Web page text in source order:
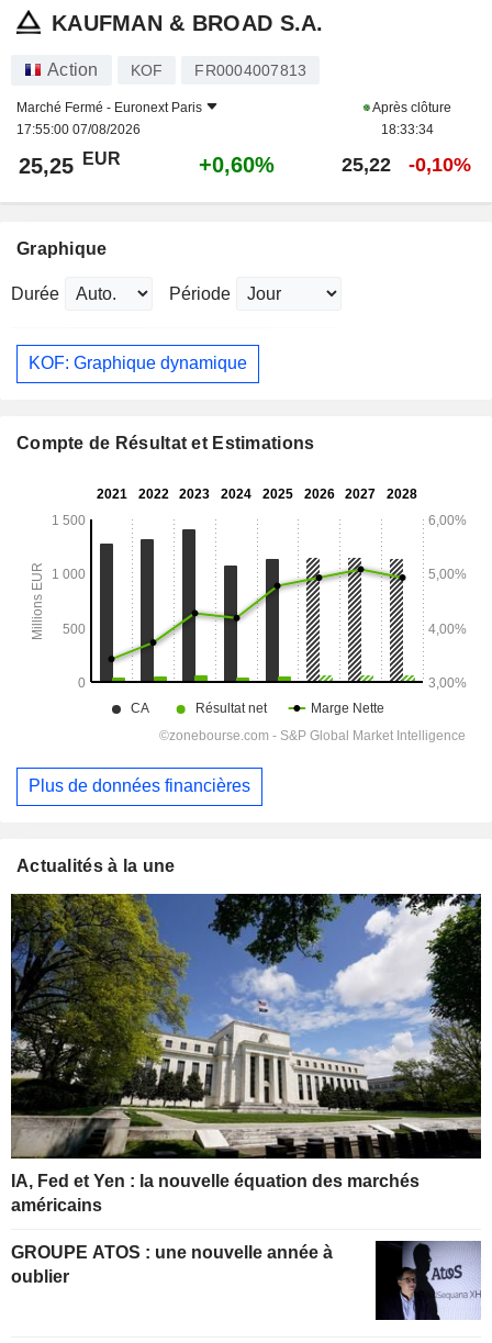
KAUFMAN & BROAD S.A.
Action KOF FR0004007813
Marché Fermé - Euronext Paris
17:55:00 07/08/2026
Après clôture
18:33:34
25,25 EUR +0,60% 25,22 -0,10%
Graphique
Durée Période
KOF: Graphique dynamique
Compte de Résultat et Estimations
Plus de données financières
Actualités à la une
IA, Fed et Yen : la nouvelle équation des marchés
américains
GROUPE ATOS : une nouvelle année à
oublier